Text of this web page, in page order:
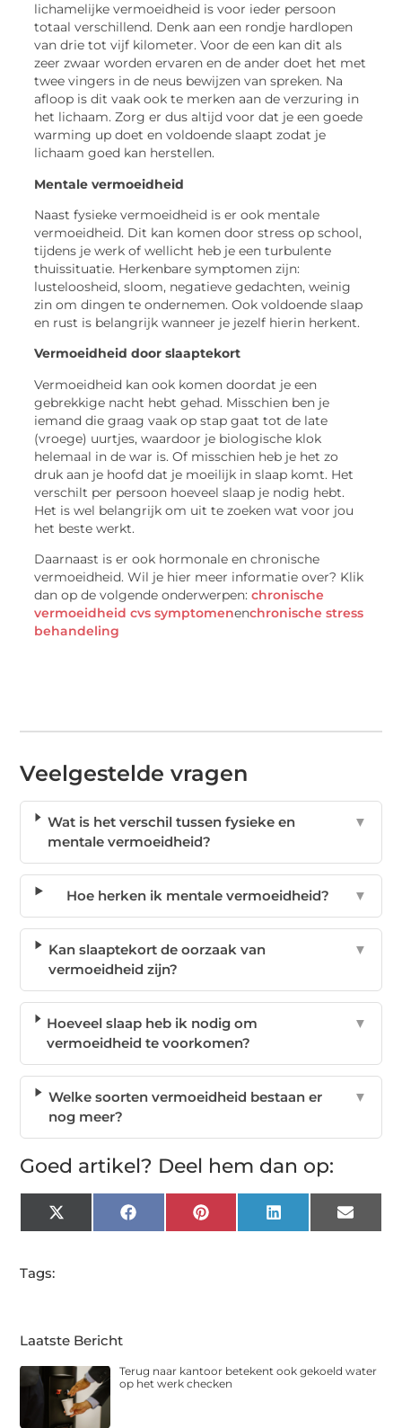
lichamelijkevermoeidheid is voor ieder persoon
totaal verschillend. Denk aan een rondje hardlopen
van drie tot vijf kilometer. Voor de een kan dit als
zeer zwaar worden ervaren en de ander doet het met
twee vingers in de neus bewijzen van spreken. Na
afloop is dit vaak ook te merken aan de verzuring in
het lichaam. Zorg er dus altijd voor dat je een goede
warming up doet en voldoende slaapt zodat je
lichaam goed kan herstellen.
Mentale vermoeidheid
Naast fysieke vermoeidheid is er ook mentale
vermoeidheid. Dit kan komen door stress op school,
tijdens je werk of wellicht heb je een turbulente
thuissituatie. Herkenbare symptomen zijn:
lusteloosheid, sloom, negatieve gedachten, weinig
zin om dingen te ondernemen. Ook voldoende slaap
en rust is belangrijk wanneer je jezelf hierin herkent.
Vermoeidheid door slaaptekort
Vermoeidheid kan ook komen doordat je een
gebrekkige nacht hebt gehad. Misschien ben je
iemand die graag vaak op stap gaat tot de late
(vroege) uurtjes, waardoor je biologische klok
helemaal in de war is. Of misschien heb je het zo
druk aan je hoofd dat je moeilijk in slaap komt. Het
verschilt per persoon hoeveel slaap je nodig hebt.
Het is wel belangrijk om uit te zoeken wat voor jou
het beste werkt.
Daarnaast is er ook hormonale en chronische
vermoeidheid.Wil je hier meer informatie over? Klik
dan op de volgende onderwerpen:chronische
vermoeidheidcvs symptomenenchronische stress
behandeling
Veelgestelde vragen
Wat is het verschil tussen fysieke en
mentale vermoeidheid?
▼
Hoe herken ik mentale vermoeidheid? ▼
Kan slaaptekort de oorzaak van
vermoeidheid zijn?
▼
Hoeveel slaap heb ik nodig om
vermoeidheid te voorkomen?
▼
Welke soorten vermoeidheid bestaan er
nog meer?
▼
Goed artikel? Deel hem dan op:
X
(Twitter)
FacebookPinterest LinkedIn Email
Tags:
Laatste Bericht
Terug naar kantoor betekent ook gekoeld water
op het werk checken